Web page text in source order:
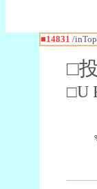
■14831 /
□
□U